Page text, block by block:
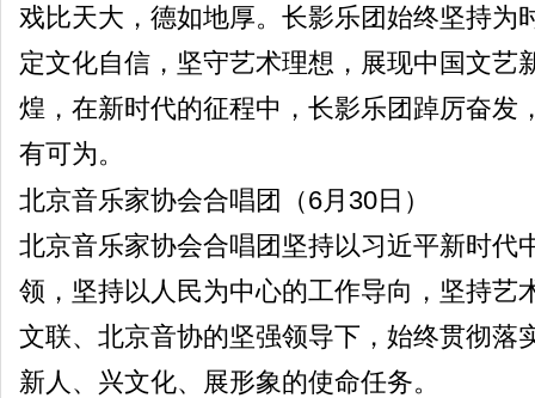
戏比天大，德如地厚。长影乐团始终坚持为
定文化自信，坚守艺术理想，展现中国文艺
煌，在新时代的征程中，长影乐团踔厉奋发
有可为。
北京音乐家协会合唱团（6月30日）
北京音乐家协会合唱团坚持以习近平新时代
领，坚持以人民为中心的工作导向，坚持艺
文联、北京音协的坚强领导下，始终贯彻落
新人、兴文化、展形象的使命任务。